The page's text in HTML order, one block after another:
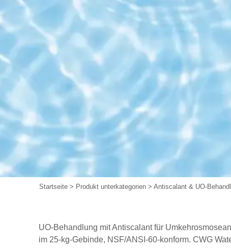
Startseite > Produkt unterkategorien > Antiscalant & UO-
UO-Behandlung mit Antiscalant für
im 25-kg-Gebinde, NSF/ANSI-60-konform. CWG